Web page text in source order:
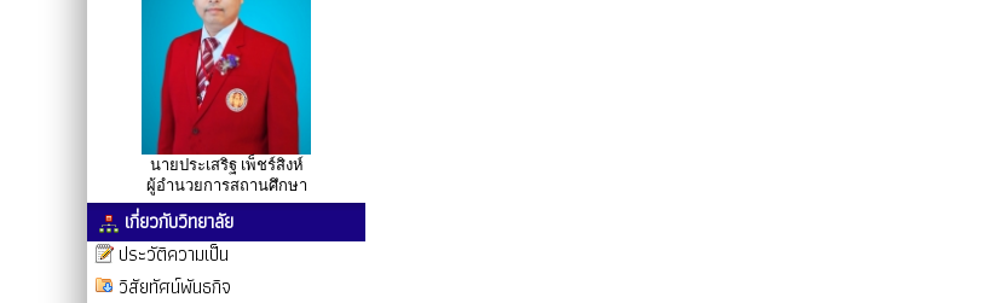
นายประเสริฐ เพ็ชร์สิงห์
ผู้อำนวยการสถานศึกษา
เกี่ยวกับวิทยาลัย
ประวัติความเป็น
วิสัยทัศน์พันธกิจ